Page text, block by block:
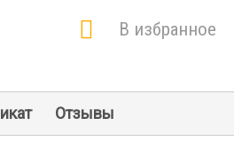
В избранное
Отзывы